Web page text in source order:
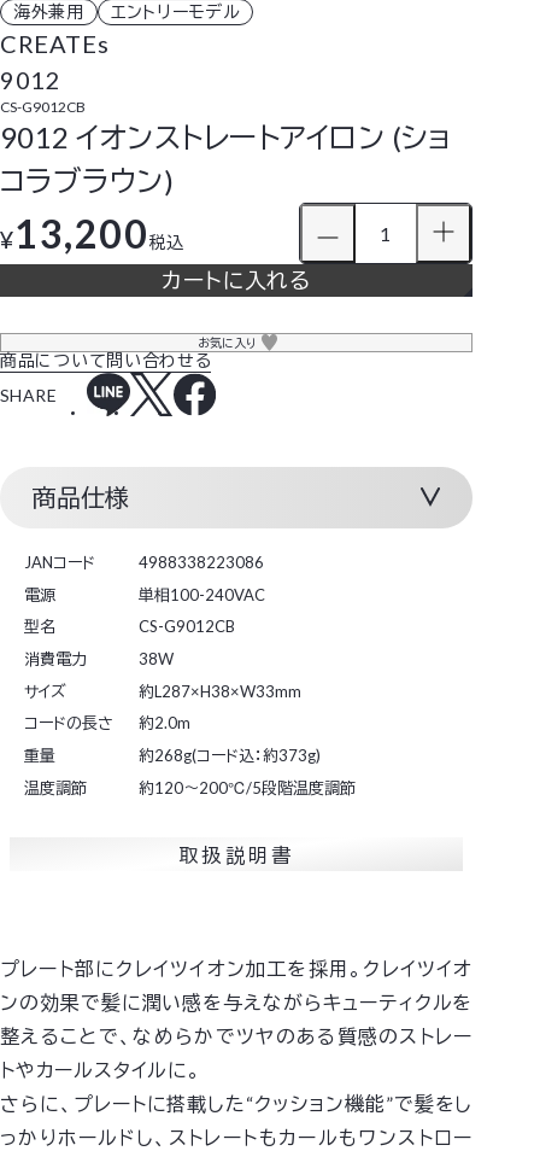
海外兼用 エントリーモデル
CREATEs
9012
CS-G9012CB
9012 イオンストレートアイロン (ショ
コラブラウン)
¥13,200税込
カートに入れる
お気に入り
商品について問い合わせる
SHARE
商品仕様
JANコード
4988338223086
電源
単相100-240VAC
型名
CS-G9012CB
消費電力
38W
サイズ
約L287×H38×W33mm
コードの長さ
約2.0m
重量
約268g(コード込：約373g)
温度調節
約120～200℃/5段階温度調節
取扱説明書
プレート部にクレイツイオン加工を採用。クレイツイオ
ンの効果で髪に潤い感を与えながらキューティクルを
整えることで、なめらかでツヤのある質感のストレー
トやカールスタイルに。
さらに、プレートに搭載した“クッション機能”で髪をし
っかりホールドし、ストレートもカールもワンストロー